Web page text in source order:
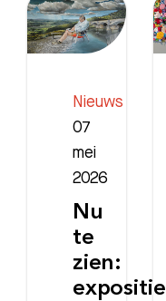
Nieuws
07
mei
2026
Nu
te
zien:
expositie